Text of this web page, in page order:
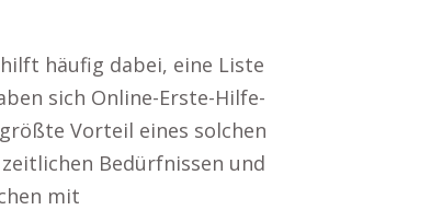
häufig dabei, eine Liste
sich Online-Erste-Hilfe-
Vorteil eines solchen
Bedürfnissen und
mit